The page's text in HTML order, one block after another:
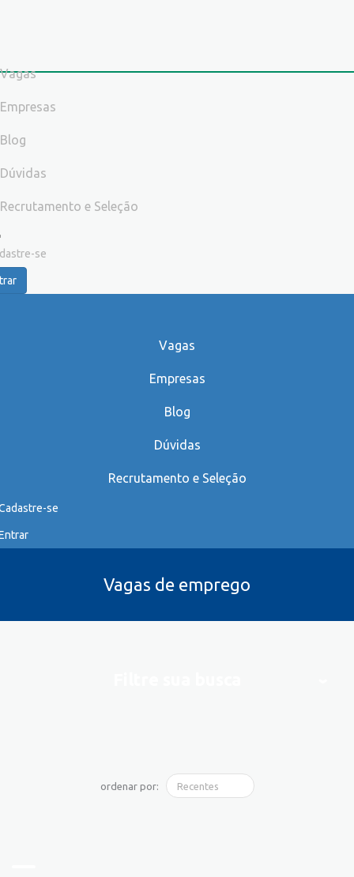
Vagas
Empresas
Blog
Dúvidas
Recrutamento e Seleção
se
Vagas
Empresas
Blog
Dúvidas
Recrutamento e Seleção
se
Vagas de emprego
ordenar por: